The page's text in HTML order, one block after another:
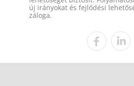
új irányokat és fejlődési
záloga.